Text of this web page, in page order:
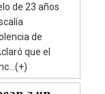
de 23 años
de
que el